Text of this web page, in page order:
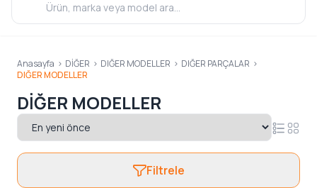
Anasayfa > DİĞER > DIĞER MODELLER > DIĞER PARÇALAR >
DIĞER MODELLER
DIĞER MODELLER
Filtrele